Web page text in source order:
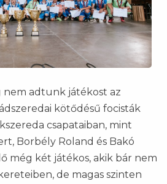
adtunk játékost az
kötődésű focisták
csapataiban, mint
Borbély Roland és Bakó
még két játékos, akik bár nem
de magas szinten